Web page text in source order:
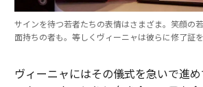
サインを待つ若者たちの表情はさまざま。笑顔の
面持ちの者も。等しくヴィーニャは彼らに修了証
ヴィーニャにはその儀式を急いで進